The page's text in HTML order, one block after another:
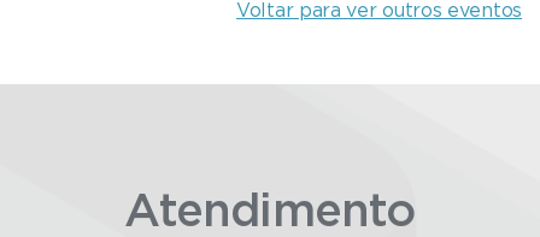
Voltar para ver outros eventos
Atendimento